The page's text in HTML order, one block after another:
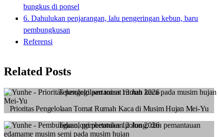
bungkus di ponsel
6. Dahulukan penjarangan, lalu pengeringan kebun, baru
pembungkusan
Referensi
Related Posts
Teknologi pertanian 13 Jun 2026
Prioritas Pengelolaan Tomat Rumah Kaca di Musim Hujan Mei-Yu
Teknologi pertanian 12 Jun 2026